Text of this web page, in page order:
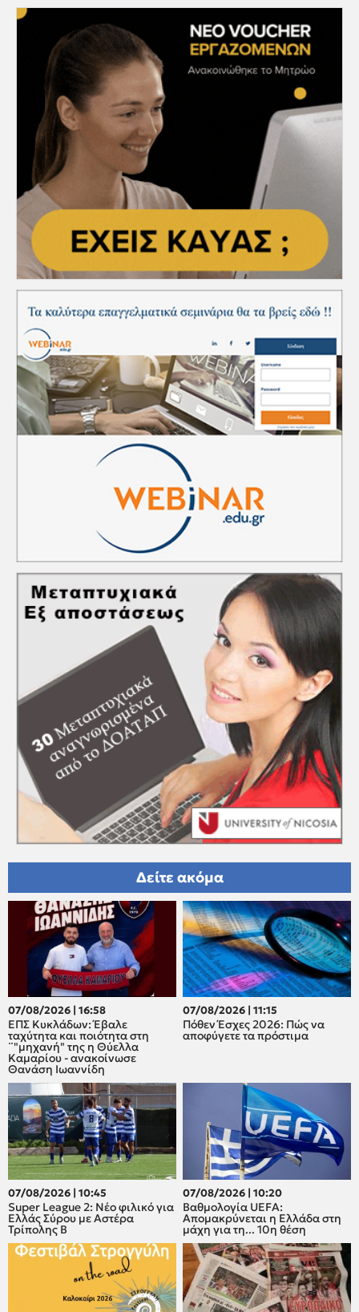
Δείτε ακόμα
07/08/2026 | 16:58
ΕΠΣ Κυκλάδων: Έβαλε
ταχύτητα και ποιότητα στη
¨"μηχανή" της η Θύελλα
Καμαρίου - ανακοίνωσε
Θανάση Ιωαννίδη
07/08/2026 | 11:15
Πόθεν Έσχες 2026: Πώς να
αποφύγετε τα πρόστιμα
07/08/2026 | 10:45
Super League 2: Νέο φιλικό για
Ελλάς Σύρου με Αστέρα
Τρίπολης Β
07/08/2026 | 10:20
Βαθμολογία UEFA:
Απομακρύνεται η Ελλάδα στη
μάχη για τη... 10η θέση